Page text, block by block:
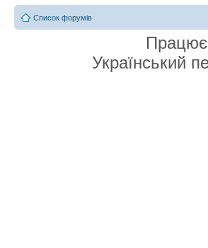
Список форумів
Український